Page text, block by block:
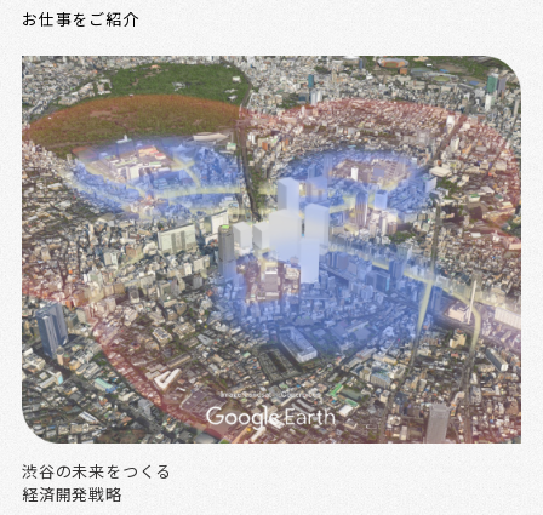
お仕事をご紹介
渋谷の未来をつくる
経済開発戦略